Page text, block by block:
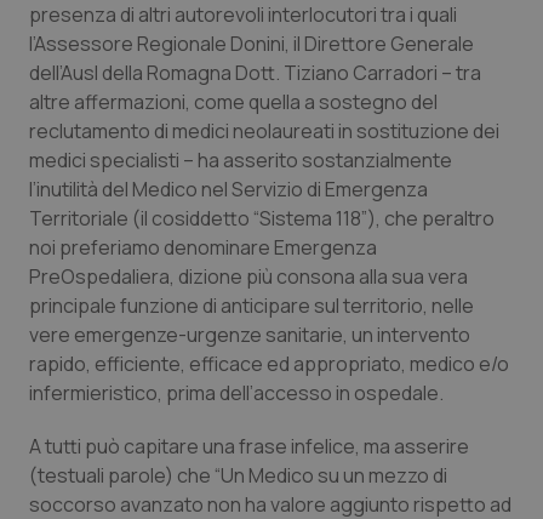
Friuli Venezia Giulia
Lazio
Liguria
Lombardia
Marche
Molise
Provincia Autonoma di Bolzano
Dermatite Atopica
Diabete & glucometri
Disturbi dell’umore
Dolore
Donna & Salute
Epatiti
Infezioni & Febbre
presenza di altri autorevoli interlocutori tra i quali
l’Assessore Regionale Donini, il Direttore Generale
dell’Ausl della Romagna Dott. Tiziano Carradori – tra
altre affermazioni, come quella a sostegno del
reclutamento di medici neolaureati in sostituzione dei
medici specialisti – ha asserito sostanzialmente
l’inutilità del Medico nel Servizio di Emergenza
Territoriale (il cosiddetto “Sistema 118”), che peraltro
noi preferiamo denominare Emergenza
PreOspedaliera, dizione più consona alla sua vera
principale funzione di anticipare sul territorio, nelle
vere emergenze-urgenze sanitarie, un intervento
rapido, efficiente, efficace ed appropriato, medico e/o
infermieristico, prima dell’accesso in ospedale.
A tutti può capitare una frase infelice, ma asserire
(testuali parole) che “Un Medico su un mezzo di
soccorso avanzato non ha valore aggiunto rispetto ad